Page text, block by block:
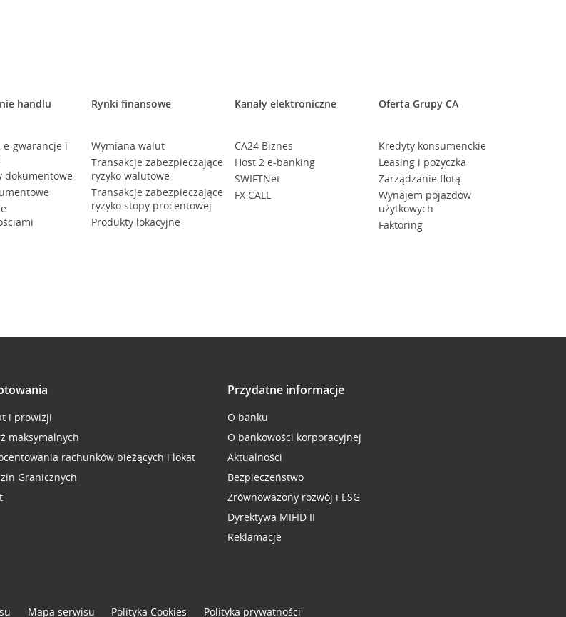
handlu
e-gwarancje i
dokumentowe
Rynki finansowe
Wymiana walut
Transakcje zabezpieczające
ryzyko walutowe
Transakcje zabezpieczające
ryzyko stopy procentowej
Produkty lokacyjne
Kanały elektroniczne
CA24 Biznes
Host 2 e-banking
SWIFTNet
FX CALL
Oferta Grupy CA
Kredyty konsumenckie
Leasing i pożyczka
Zarządzanie flotą
Wynajem pojazdów
użytkowych
Faktoring
i prowizji
maksymalnych
rachunków bieżących i lokat
Granicznych
Przydatne informacje
O banku
O bankowości korporacyjnej
Aktualności
Bezpieczeństwo
Zrównoważony rozwój i ESG
Dyrektywa MIFID II
Reklamacje
Mapa serwisu Polityka Cookies Polityka prywatności